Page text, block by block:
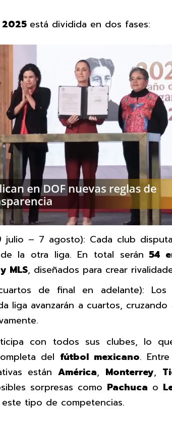
2025 está dividida en dos fases:
julio – 7 agosto): Cada club
la otra liga. En total serán 54
MLS, diseñados para crear
de final en adelante): Los
liga avanzarán a cuartos, cruzando
con todos sus clubes, lo
del fútbol mexicano.
estánAmérica, Monterrey,
sorpresas como Pachuca o
tipo de competencias.